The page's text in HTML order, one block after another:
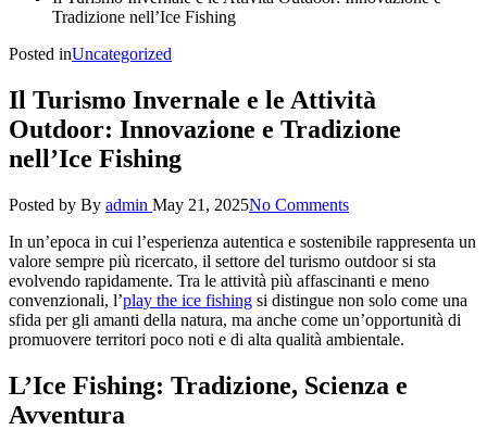
Tradizione nell’Ice Fishing
Posted inUncategorized
Il Turismo Invernale e le Attività
Outdoor: Innovazione e Tradizione
nell’Ice Fishing
Posted by By admin May 21, 2025No Comments
In un’epoca in cui l’esperienza autentica e sostenibile rappresenta un
valore sempre più ricercato, il settore del turismo outdoor si sta
evolvendo rapidamente. Tra le attività più affascinanti e meno
convenzionali, l’play the ice fishing si distingue non solo come una
sfida per gli amanti della natura, ma anche come un’opportunità di
promuovere territori poco noti e di alta qualità ambientale.
L’Ice Fishing: Tradizione, Scienza e
Avventura